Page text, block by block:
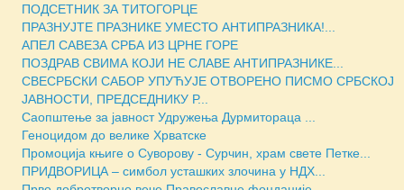
ПОДСЕТНИК ЗА ТИТОГОРЦЕ
ПРАЗНУЈТЕ ПРАЗНИКЕ УМЕСТО АНТИПРАЗНИКА!...
АПЕЛ САВЕЗА СРБА ИЗ ЦРНЕ ГОРЕ
ПОЗДРАВ СВИМА КОЈИ НЕ СЛАВЕ АНТИПРАЗНИКЕ...
СВЕСРБСКИ САБОР УПУЋУЈЕ ОТВОРЕНО ПИСМО СРБСКОЈ
ЈАВНОСТИ, ПРЕДСЕДНИКУ Р...
Саопштење за јавност Удружења Дурмитораца ...
Геноцидом до велике Хрватске
Промоција књиге о Суворову - Сурчин, храм свете Петке...
ПРИДВОРИЦА – симбол усташких злочина у НДХ...